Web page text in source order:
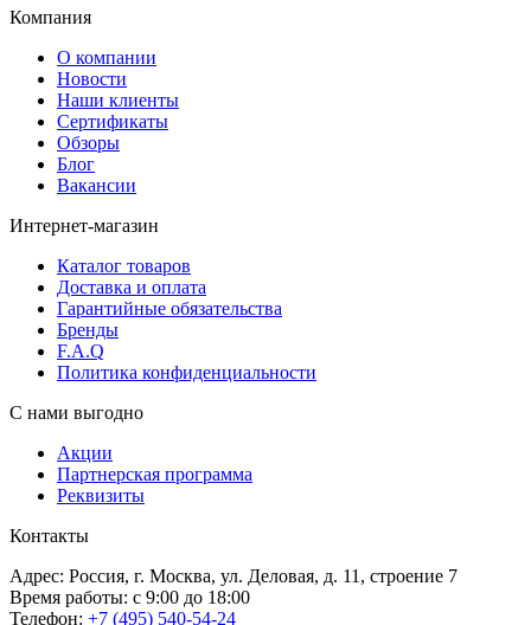
Компания
О компании
Новости
Наши клиенты
Сертификаты
Обзоры
Блог
Вакансии
Интернет-магазин
Каталог товаров
Доставка и оплата
Гарантийные обязательства
Бренды
F.A.Q
Политика конфиденциальности
С нами выгодно
Акции
Партнерская программа
Реквизиты
Контакты
Адрес: Россия, г. Москва, ул. Деловая, д. 11, строение 7
Время работы: с 9:00 до 18:00
Телефон: +7 (495) 540-54-24